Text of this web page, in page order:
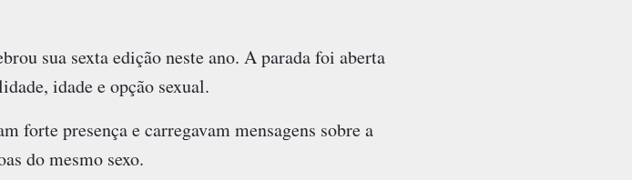
sua sexta edição neste ano. A parada foi aberta
idade e opção sexual.
forte presença e carregavam mensagens sobre a
do mesmo sexo.